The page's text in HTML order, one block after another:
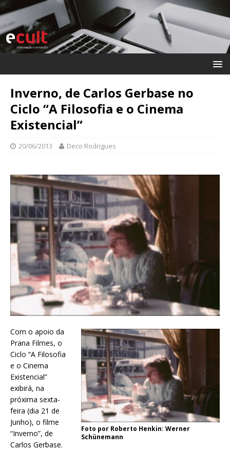
Inverno, de Carlos Gerbase no
Ciclo “A Filosofia e o Cinema
Existencial”
20/06/2013 Deco Rodrigues
Foto por Roberto Henkin: Werner
Schünemann
Com o apoio da
Prana Filmes, o
Ciclo “A Filosofia
e o Cinema
Existencial”
exibirá, na
próxima sexta-
feira (dia 21 de
Junho), o filme
“Inverno”, de
Carlos Gerbase.